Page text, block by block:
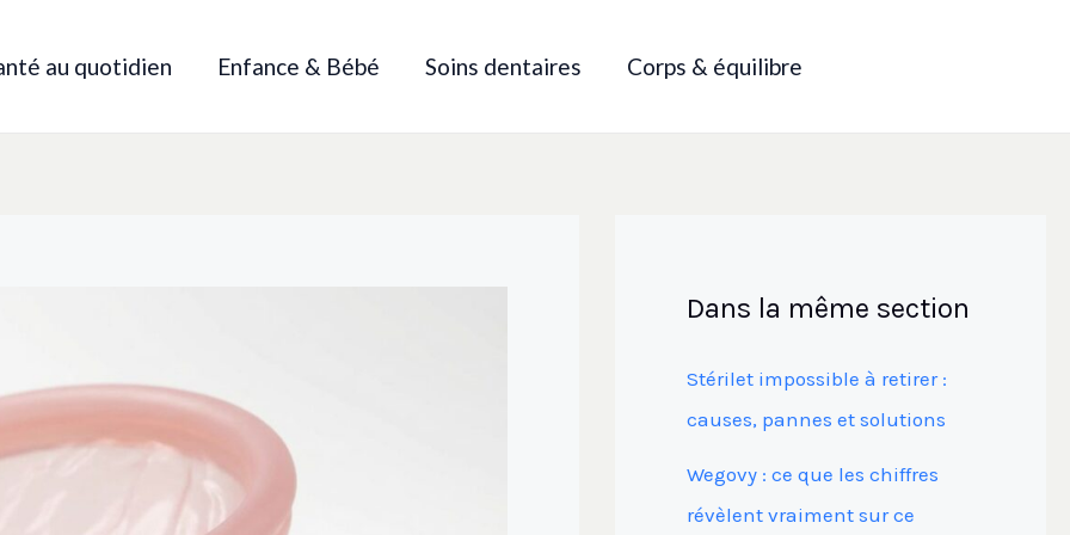
au quotidien Enfance & Bébé Soins dentaires Corps & équilibre
Dans la même section
Stérilet impossible à retirer :
causes, pannes et solutions
Wegovy : ce que les chiffres
révèlent vraiment sur ce